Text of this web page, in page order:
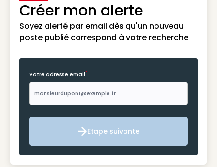
Créer mon alerte
Soyez alerté par email dès qu'un nouveau
poste publié correspond à votre recherche
Votre adresse email*
Etape suivante
Etape suivante